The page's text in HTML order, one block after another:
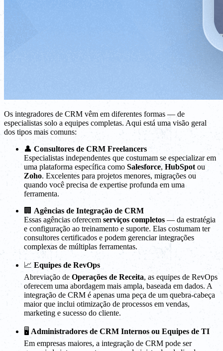
Os integradores de CRM vêm em diferentes formas — de
especialistas solo a equipes completas. Aqui está uma visão geral
dos tipos mais comuns:
👤 Consultores de CRM Freelancers
Especialistas independentes que costumam se especializar em
uma plataforma específica como Salesforce, HubSpot ou
Zoho. Excelentes para projetos menores, migrações ou
quando você precisa de expertise profunda em uma
ferramenta.
🏢 Agências de Integração de CRM
Essas agências oferecem serviços completos — da estratégia
e configuração ao treinamento e suporte. Elas costumam ter
consultores certificados e podem gerenciar integrações
complexas de múltiplas ferramentas.
📈 Equipes de RevOps
Abreviação de Operações de Receita, as equipes de RevOps
oferecem uma abordagem mais ampla, baseada em dados. A
integração de CRM é apenas uma peça de um quebra-cabeça
maior que inclui otimização de processos em vendas,
marketing e sucesso do cliente.
🖥️ Administradores de CRM Internos ou Equipes de TI
Em empresas maiores, a integração de CRM pode ser